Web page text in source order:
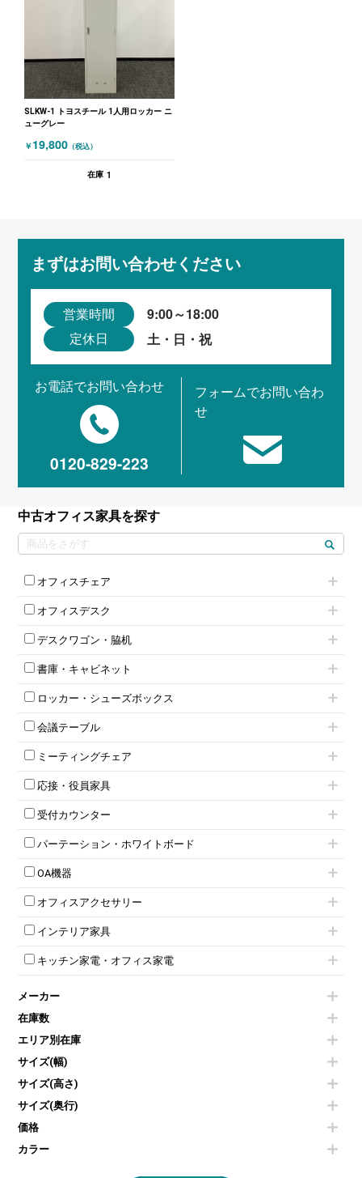
SLKW-1 トヨスチール 1人用ロッカー ニ
ューグレー
￥ 19,800 （税込）
在庫 1
まずはお問い合わせください
営業時間 9:00～18:00
定休日 土・日・祝
お電話でお問い合わせ
0120-829-223
フォームでお問い合わ
せ
中古オフィス家具を探す
オフィスチェア
肘付きチェア
肘無しチェア
役員チェア
オフィスチェアその他
オフィスデスク
片袖机
フリーアドレスデスク（ベンチデスク）
昇降デスク
両袖机
デスクワゴン・脇机
インワゴン2段
インワゴン3段
脇机
書庫・キャビネット
ハイキャビネット
ローキャビネット
両開きキャビネット
上下連結キャビネット
軽量ラック（スチールラック）
収納家具その他
両開書庫
ラテラル書庫
ロッカー・シューズボックス
1人用ロッカー
2人用ロッカー
3人用ロッカー
5人用ロッカー
8人用ロッカー
多人数ロッカー
ダイヤル錠ロッカー
ダイヤル錠ロッカー
ワードローブ・クローゼット
会議テーブル
ミーティングテーブル
スタッキングテーブル
ネスティングテーブル
カウンターテーブル
T字脚テーブル
会議テーブルW1200～
会議テーブルW1800～
平行スタックテーブル
会議テーブルその他
ミーティングチェア
キャスター付きミーティングチェア
スタッキングミーティングチェア
テーブル付きミーティングチェア
折りたたみミーティングチェア
ハイチェア
ミーティングチェアその他
応接・役員家具
応接セット
応接ソファ
応接チェア
応接・役員家具その他
受付カウンター
ハイカウンター
ローカウンター
ラウンジカウンター
パーテーション・ホワイトボード
パーテーション
自立タイプパーテーション
パーテーションその他
壁掛けホワイトボード
ホワイトボードその他
OA機器
電話機（ビジネスフォン）
シュレッダー
スクリーン
その他OA機器
オフィスアクセサリー
チェア用台車
演台・講演台・演説台
防音パネル
コートハンガー・ポールハンガー
傘立て
食器棚・キッチンキャビネット
カタログスタンド
オフィスアクセサリーその他
インテリア家具
モールドチェア
ダイニングチェア
カウンターテーブル
センターテーブル・サイドテーブル
ベンチ・スツール
ソファ
シェルフ
ダストボックス（ゴミ箱）
インテリア家具その他
キッチン家電・オフィス家電
冷蔵庫・洗濯機
空気清浄機・加湿器
液晶テレビ・モニター類
エアコン
照明機器
掃除機
季節家電
メーカー
在庫数
エリア別在庫
サイズ(幅)
サイズ(高さ)
サイズ(奥行)
価格
カラー